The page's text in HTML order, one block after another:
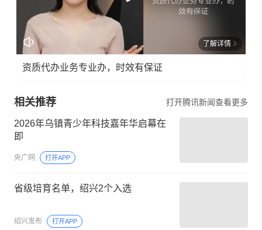
了解详情
资质代办业务专业办，时效有保证
相关推荐 打开腾讯新闻查看更多
2026年乌镇青少年科技嘉年华启幕在
即
央广网 打开APP
省级培育名单，绍兴2个入选
绍兴发布 打开APP